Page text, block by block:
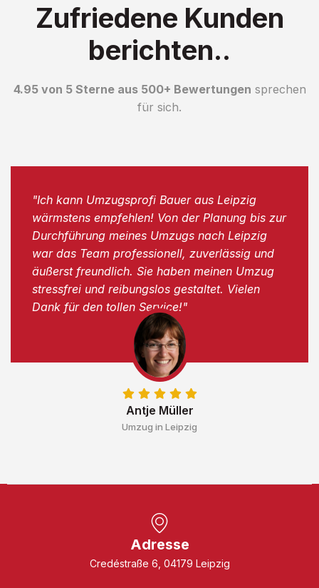
Zufriedene Kunden
berichten..
4.95 von 5 Sterne aus 500+ Bewertungen sprechen
für sich.
Antje Müller
Umzug in Leipzig
"Ich kann Umzugsprofi Bauer aus Leipzig
wärmstens empfehlen! Von der Planung bis zur
Durchführung meines Umzugs nach Leipzig
war das Team professionell, zuverlässig und
äußerst freundlich. Sie haben meinen Umzug
stressfrei und reibungslos gestaltet. Vielen
Dank für den tollen Service!"
Adresse
Credéstraße 6, 04179 Leipzig